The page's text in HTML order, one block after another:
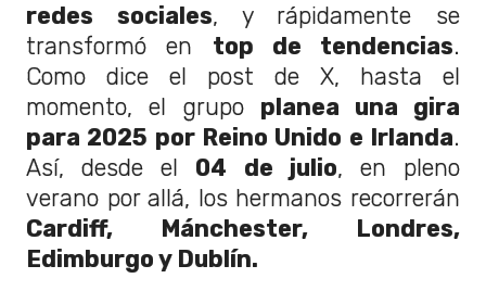
redes sociales, y rápidamente se
transformó en top de tendencias.
Como dice el post de X, hasta el
momento, el grupo planea una gira
para 2025 por Reino Unido e Irlanda.
Así, desde el 04 de julio, en pleno
verano por allá, los hermanos recorrerán
Cardiff, Mánchester, Londres,
Edimburgo y Dublín.